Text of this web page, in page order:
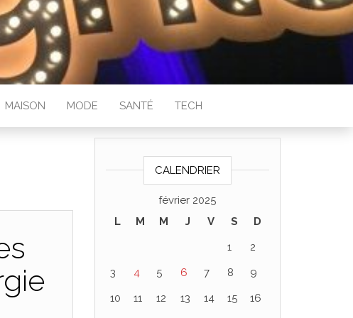
MAISON MODE SANTÉ TECH
CALENDRIER
février 2025
L
M M J V S
D
1
2
3
4 5 6 7 8
9
10
11 12 13 14 15
16